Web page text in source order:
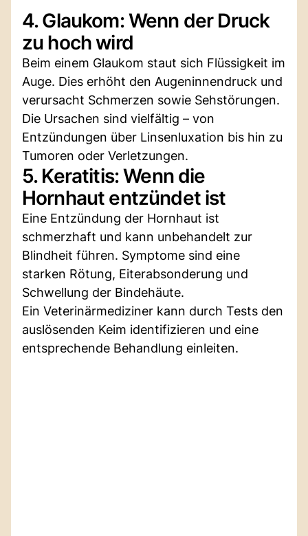
4. Glaukom: Wenn der Druck
zu hoch wird
Beim einem Glaukom staut sich Flüssigkeit im
Auge. Dies erhöht den Augeninnendruck und
verursacht Schmerzen sowie Sehstörungen.
Die Ursachen sind vielfältig – von
Entzündungen über Linsenluxation bis hin zu
Tumoren oder Verletzungen.
5. Keratitis: Wenn die
Hornhaut entzündet ist
Eine Entzündung der Hornhaut ist
schmerzhaft und kann unbehandelt zur
Blindheit führen. Symptome sind eine
starken Rötung, Eiterabsonderung und
Schwellung der Bindehäute.
Ein Veterinärmediziner kann durch Tests den
auslösenden Keim identifizieren und eine
entsprechende Behandlung einleiten.